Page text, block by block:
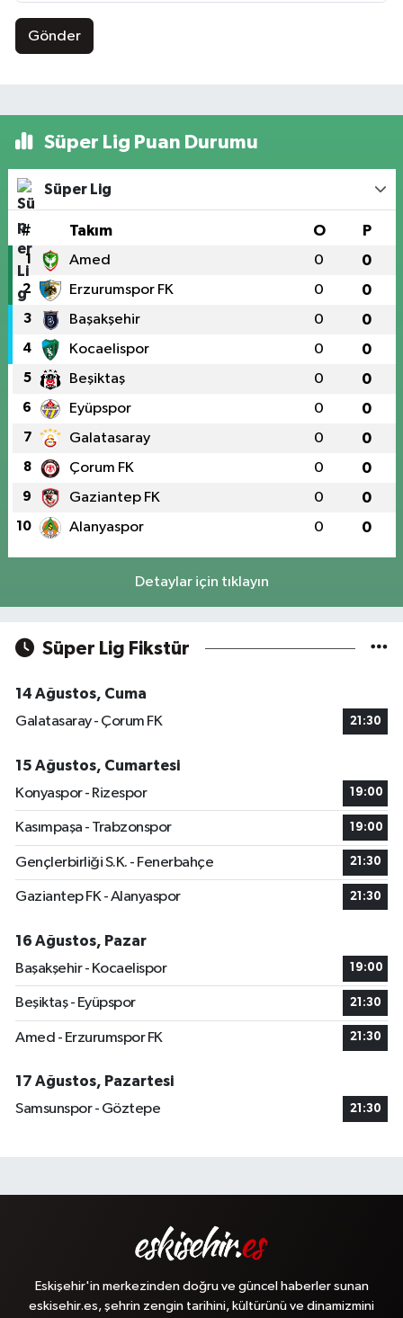
Gönder
Süper Lig Puan Durumu
Süper Lig
# Takım O P
1 Amed 0 0
2 Erzurumspor FK 0 0
3 Başakşehir 0 0
4 Kocaelispor 0 0
5 Beşiktaş 0 0
6 Eyüpspor 0 0
7 Galatasaray 0 0
8 Çorum FK 0 0
9 Gaziantep FK 0 0
10 Alanyaspor 0 0
Detaylar için tıklayın
Süper Lig Fikstür
14 Ağustos, Cuma
Galatasaray - Çorum FK
21:30
15 Ağustos, Cumartesi
Konyaspor - Rizespor
19:00
Kasımpaşa - Trabzonspor 19:00
Gençlerbirliği S.K. - Fenerbahçe 21:30
Gaziantep FK - Alanyaspor 21:30
16 Ağustos, Pazar
Başakşehir - Kocaelispor
19:00
Beşiktaş - Eyüpspor 21:30
Amed - Erzurumspor FK 21:30
17 Ağustos, Pazartesi
Samsunspor - Göztepe
21:30
Eskişehir'in merkezinden doğru ve güncel haberler sunan
eskisehir.es, şehrin zengin tarihini, kültürünü ve dinamizmini